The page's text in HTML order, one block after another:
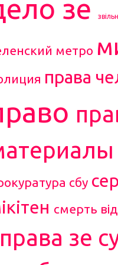
зе
метро
права
сбу
смерть
зе